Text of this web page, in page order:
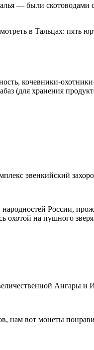
— были скотоводами
в Тальцах: пять
кочевники-
(для хранения
эвенкийский
России,
охотой на пушного
Ангары и
нам вот монеты